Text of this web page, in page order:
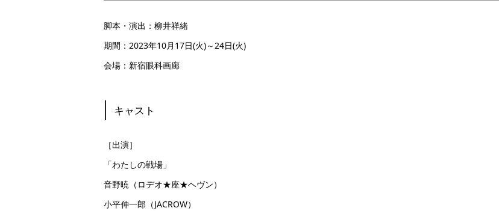
脚本・演出：柳井祥緒
期間：2023年10月17日(火)～24日(火)
会場：新宿眼科画廊
キャスト
［出演］
「わたしの戦場」
音野暁（ロデオ★座★ヘヴン）
小平伸一郎（JACROW）